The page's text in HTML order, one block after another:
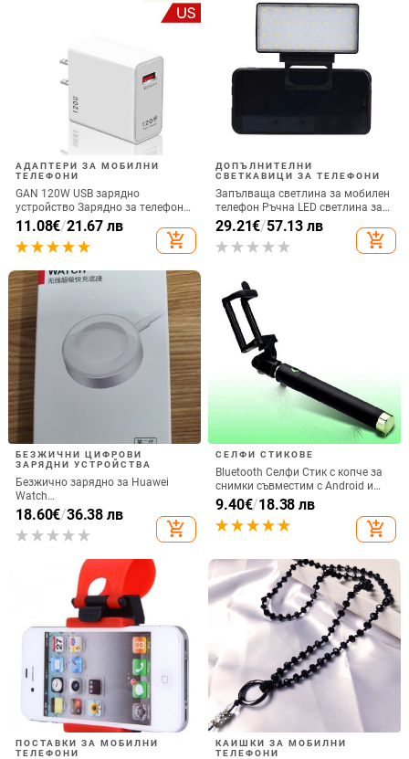
АДАПТЕРИ ЗА МОБИЛНИ
ТЕЛЕФОНИ
GAN 120W USB зарядно
устройство Зарядно за телефон
QC 5.0 4.0 3.0 Адаптер за бързо
зареждане за iPhone 14 13 12
Samsung Huawei realme usb
11.08€/21.67 лв
add_shopping_cart
ДОПЪЛНИТЕЛНИ
СВЕТКАВИЦИ ЗА ТЕЛЕФОНИ
Запълваща светлина за мобилен
телефон Ръчна LED светлина за
селфи излъчване на живо
Компютърна запълваща
светлина Видеоконференция
29.21€/57.13 лв
add_shopping_cart
БЕЗЖИЧНИ ЦИФРОВИ
ЗАРЯДНИ УСТРОЙСТВА
Безжично зарядно за Huawei
Watch
GT6/GT5/Watch5/Watch4/GT4 –
метален корпус, магнитно
зареждане, QC 3.0 бързо
18.60€/36.38 лв
add_shopping_cart
СЕЛФИ СТИКОВЕ
Bluetooth Селфи Стик с копче за
снимки съвместим с Android и
iOS- Черен/Зелен
9.40€/18.38 лв
add_shopping_cart
ПОСТАВКИ ЗА МОБИЛНИ
ТЕЛЕФОНИ
КАИШКИ ЗА МОБИЛНИ
ТЕЛЕФОНИ